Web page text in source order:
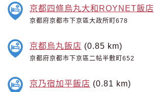
京都四條烏丸大和ROYNET飯店
京都府京都市下京區大政所町678
京都烏丸飯店 (0.85 km)
京都府京都市下京區二帖半敷町652
京乃宿加平飯店 (0.81 km)